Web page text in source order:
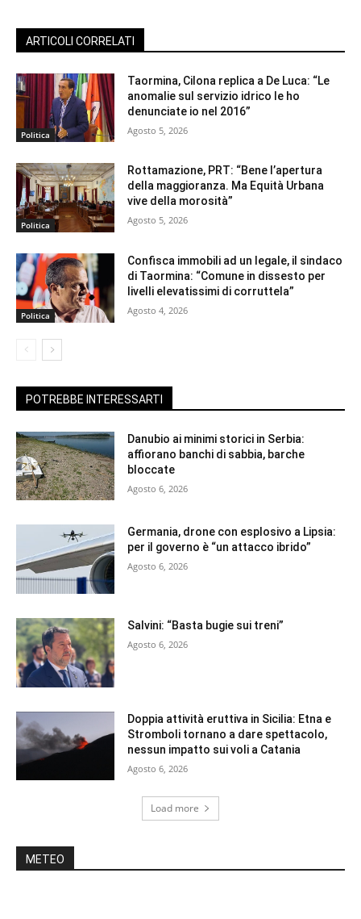
ARTICOLI CORRELATI
Politica
Taormina, Cilona replica a De Luca: “Le
anomalie sul servizio idrico le ho
denunciate io nel 2016”
Agosto 5, 2026
Politica
Rottamazione, PRT: “Bene l’apertura
della maggioranza. Ma Equità Urbana
vive della morosità”
Agosto 5, 2026
Politica
Confisca immobili ad un legale, il sindaco
di Taormina: “Comune in dissesto per
livelli elevatissimi di corruttela”
Agosto 4, 2026
POTREBBE INTERESSARTI
Danubio ai minimi storici in Serbia:
affiorano banchi di sabbia, barche
bloccate
Agosto 6, 2026
Germania, drone con esplosivo a Lipsia:
per il governo è “un attacco ibrido”
Agosto 6, 2026
Salvini: “Basta bugie sui treni”
Agosto 6, 2026
Doppia attività eruttiva in Sicilia: Etna e
Stromboli tornano a dare spettacolo,
nessun impatto sui voli a Catania
Agosto 6, 2026
Load more
METEO